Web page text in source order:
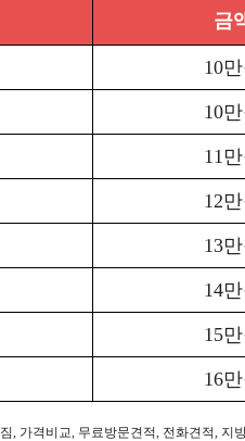
금
10
10
11
12
13
14
15
16
, 가격비교, 무료방문견적, 전화견적,